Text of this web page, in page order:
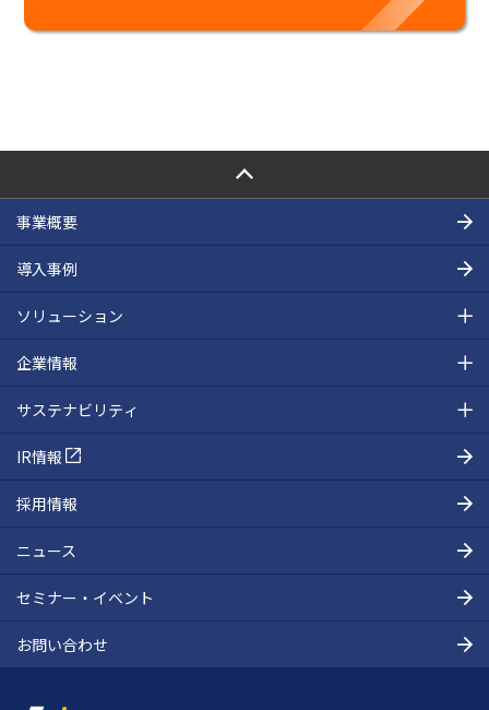
PAGE TOP
事業概要
導入事例
ソリューション
企業情報
サステナビリティ
IR情報
採用情報
ニュース
セミナー・イベント
お問い合わせ